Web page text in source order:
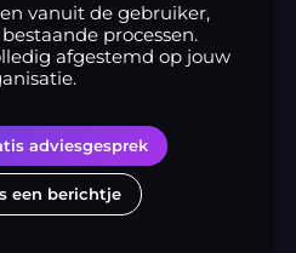
vanuit de gebruiker,
processen.
afgestemd op jouw
adviesgesprek
een berichtje